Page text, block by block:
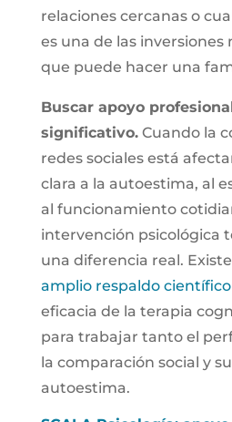
relaciones cercanas o
es una de las
que puede hacer una
Buscar apoyo
significativo.Cuando la
redes sociales está
clara a la autoestima, al
al funcionamiento
intervención psicológica
una diferencia real.
amplio respaldo científico
eficacia de la terapia
para trabajar tanto el
la comparación social y
autoestima.